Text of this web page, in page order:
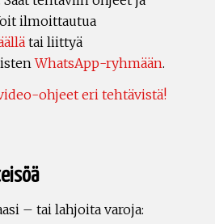
ilmoittautua
tai liittyä
WhatsApp-ryhmään.
ohjeet eri tehtävistä!
– tai lahjoita varoja: